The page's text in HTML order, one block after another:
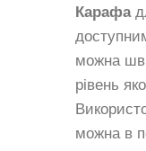
Карафа
можна
рівень
можна в